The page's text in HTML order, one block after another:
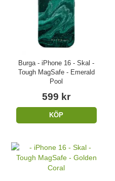
Burga - iPhone 16 - Skal -
Tough MagSafe - Emerald
Pool
599 kr
KÖP